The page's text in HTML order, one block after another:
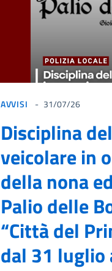
AVVISI 31/07/26
Disciplina
veicolare in
della nona
Palio delle
“Città del
dal 31 luglio